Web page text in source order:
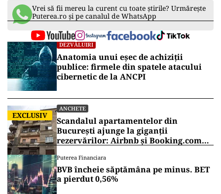
Vrei să fii mereu la curent cu toate știrile? Urmărește
Puterea.ro și pe canalul de WhatsApp
DEZVĂLUIRI
Anatomia unui eșec de achiziții
publice: firmele din spatele atacului
cibernetic de la ANCPI
EXCLUSIV
ANCHETE
Scandalul apartamentelor din
București ajunge la giganții
rezervărilor: Airbnb și Booking.com
Puterea Financiara
BVB încheie săptămâna pe minus. BET
a pierdut 0,56%